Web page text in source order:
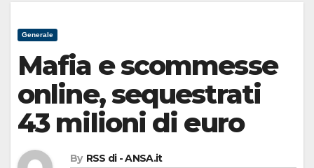
Generale
Mafia e scommesse
online, sequestrati
43 milioni di euro
By RSS di - ANSA.it